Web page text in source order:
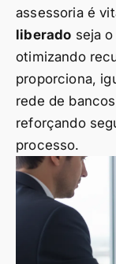
assessoria é
liberado seja
otimizando
proporciona,
rede de
reforçando
processo.